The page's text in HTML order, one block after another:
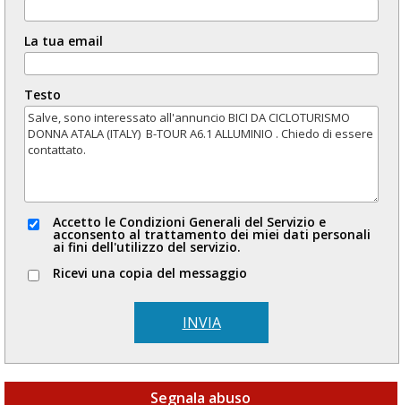
La tua email
Testo
Accetto le Condizioni Generali del Servizio e
acconsento al trattamento dei miei dati personali
ai fini dell'utilizzo del servizio.
Ricevi una copia del messaggio
INVIA
Segnala abuso